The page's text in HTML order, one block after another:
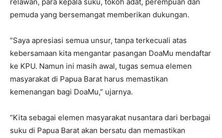
relawan, para kepala suku, tokoh adat, perempuan dan
pemuda yang bersemangat memberikan dukungan.
“Saya apresiasi semua unsur, tanpa terkecuali atas
kebersamaan kita mengantar pasangan DoaMu mendaftar
ke KPU. Namun ini masih awal, tugas semua elemen
masyarakat di Papua Barat harus memastikan
kemenangan bagi DoaMu,” ujarnya.
“Kita sebagai elemen masyarakat nusantara dari berbagai
suku di Papua Barat akan bersatu dan memastikan